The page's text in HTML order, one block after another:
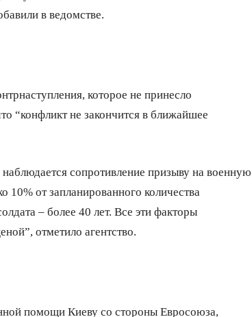
в ведомстве.
которое не принесло
“конфликт не закончится в ближайшее
сопротивление призыву на военную
от запланированного количества
– более 40 лет. Все эти факторы
отметило агентство.
помощи Киеву со стороны Евросоюза,